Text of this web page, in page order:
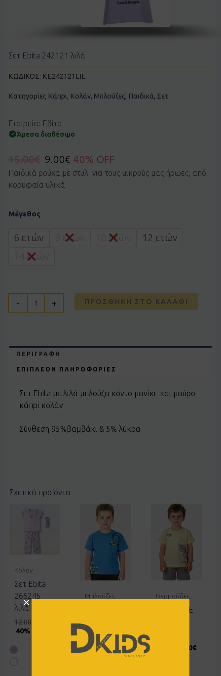
Σετ Ebita 242121 λιλά
ΚΩΔΙΚΟΣ: KE242121LIL
Κατηγορίες Κάπρι, Κολάν, Μπλούζες, Παιδικά, Σετ
Εταιρεία: Εβίτα
Άμεσα διαθέσιμο
15.00€ 9.00€ 40% OFF
Παιδικά ρούχα με στυλ για τους μικρούς μας ήρωες, από
κορυφαία υλικά
Μέγεθος
6 ετών 8 ετών 10 ετών
12 ετών
14 ετών
-
Ebita
λιλά
ποσότητα
+ ΠΡΟΣΘΉΚΗ ΣΤΟ ΚΑΛΆΘΙ
ΠΕΡΙΓΡΑΦΉ
ΕΠΙΠΛΈΟΝ ΠΛΗΡΟΦΟΡΊΕΣ
Σετ Ebita με λιλά μπλούζα κόντο μανίκι και μαύρο
κάπρι κολάν
Σύνθεση 95%βαμβάκι & 5% λύκρα
Σχετικά προϊόντα
Κολάν
Σετ Ebita
266245
λιλά
12.00€
40% OFF
Μπλούζες
2612501
μπλε ρουά
Βερμούδες
Σετ JOYCE
7.20€